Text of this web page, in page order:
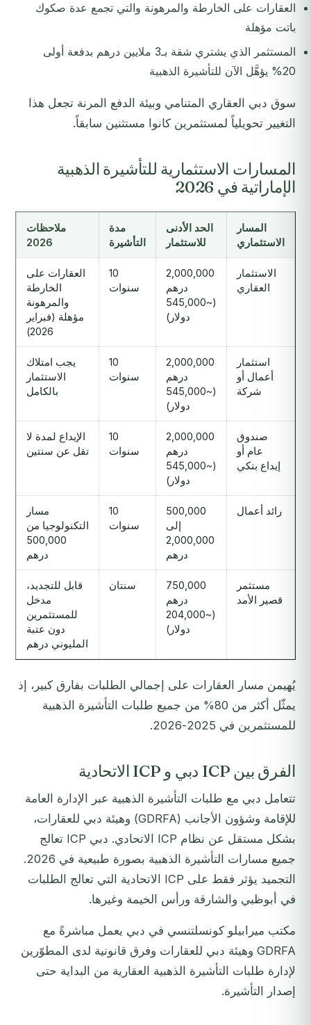
العقارات على الخارطة والمرهونة والتي تجمع عدة صكوك
باتت مؤهلة
المستثمر الذي يشتري شقة بـ3 ملايين درهم بدفعة أولى
20% يؤهَّل الآن للتأشيرة الذهبية
سوق دبي العقاري المتنامي وبيئة الدفع المرنة تجعل هذا
التغيير تحويلياً لمستثمرين كانوا مستثنين سابقاً.
المسارات الاستثمارية للتأشيرة الذهبية
الإماراتية في 2026
المسار
الاستثماري
الحد الأدنى
للاستثمار
مدة
التأشيرة
ملاحظات
2026
الاستثمار
العقاري
2,000,000
درهم
(~545,000
دولار)
10
سنوات
العقارات على
الخارطة
والمرهونة
مؤهلة (فبراير
2026)
استثمار
أعمال أو
شركة
2,000,000
درهم
(~545,000
دولار)
10
سنوات
يجب امتلاك
الاستثمار
بالكامل
صندوق
عام أو
إيداع بنكي
2,000,000
درهم
(~545,000
دولار)
10
سنوات
الإيداع لمدة لا
تقل عن سنتين
رائد أعمال
500,000
إلى
2,000,000
درهم
10
سنوات
مسار
التكنولوجيا من
500,000
درهم
مستثمر
قصير الأمد
750,000
درهم
(~204,000
دولار)
سنتان
قابل للتجديد،
مدخل
للمستثمرين
دون عتبة
المليوني درهم
يُهيمن مسار العقارات على إجمالي الطلبات بفارق كبير، إذ
يمثّل أكثر من 80% من جميع طلبات التأشيرة الذهبية
للمستثمرين في 2025-2026.
الفرق بين ICP دبي و ICP الاتحادية
تتعامل دبي مع طلبات التأشيرة الذهبية عبر الإدارة العامة
للإقامة وشؤون الأجانب (GDRFA) وهيئة دبي للعقارات،
بشكل مستقل عن نظام ICP الاتحادي. دبي ICP تعالج
جميع مسارات التأشيرة الذهبية بصورة طبيعية في 2026.
التجميد يؤثر فقط على ICP الاتحادية التي تعالج الطلبات
في أبوظبي والشارقة ورأس الخيمة وغيرها.
مكتب ميرابيلو كونسلتنسي في دبي يعمل مباشرةً مع
GDRFA وهيئة دبي للعقارات وفرق قانونية لدى المطوّرين
لإدارة طلبات التأشيرة الذهبية العقارية من البداية حتى
إصدار التأشيرة.